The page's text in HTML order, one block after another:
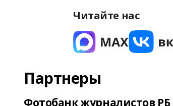
Читайте нас
Партнеры
Фотобанк журналистов РБ